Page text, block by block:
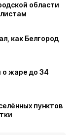
области
как Белгород
о жаре до 34
пунктов